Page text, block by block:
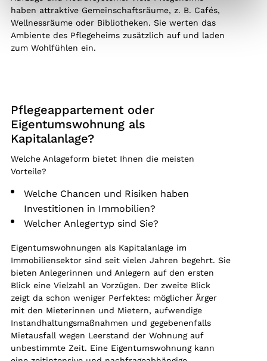
haben attraktive Gemeinschaftsräume, z. B. Cafés,
Wellnessräume oder Bibliotheken. Sie werten das
Ambiente des Pflegeheims zusätzlich auf und laden
zum Wohlfühlen ein.
Pflegeappartement oder
Eigentumswohnung als
Kapitalanlage?
Welche Anlageform bietet Ihnen die meisten
Vorteile?
Welche Chancen und Risiken haben
Investitionen in Immobilien?
Welcher Anlegertyp sind Sie?
Eigentumswohnungen als Kapitalanlage im
Immobiliensektor sind seit vielen Jahren begehrt. Sie
bieten Anlegerinnen und Anlegern auf den ersten
Blick eine Vielzahl an Vorzügen. Der zweite Blick
zeigt da schon weniger Perfektes: möglicher Ärger
mit den Mieterinnen und Mietern, aufwendige
Instandhaltungsmaßnahmen und gegebenenfalls
Mietausfall wegen Leerstand der Wohnung auf
unbestimmte Zeit. Eine Eigentumswohnung kann